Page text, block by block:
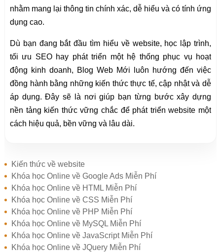
nhằm mang lại thông tin chính xác, dễ hiểu và có tính ứng
dụng cao.
Dù bạn đang bắt đầu tìm hiểu về website, học lập trình,
tối ưu SEO hay phát triển một hệ thống phục vụ hoạt
động kinh doanh, Blog Web Mới luôn hướng đến việc
đồng hành bằng những kiến thức thực tế, cập nhật và dễ
áp dụng. Đây sẽ là nơi giúp bạn từng bước xây dựng
nền tảng kiến thức vững chắc để phát triển website một
cách hiệu quả, bền vững và lâu dài.
Kiến thức về website
Khóa học Online về Google Ads Miễn Phí
Khóa học Online về HTML Miễn Phí
Khóa học Online về CSS Miễn Phí
Khóa học Online về PHP Miễn Phí
Khóa học Online về MySQL Miễn Phí
Khóa học Online về JavaScript Miễn Phí
Khóa học Online về JQuery Miễn Phí